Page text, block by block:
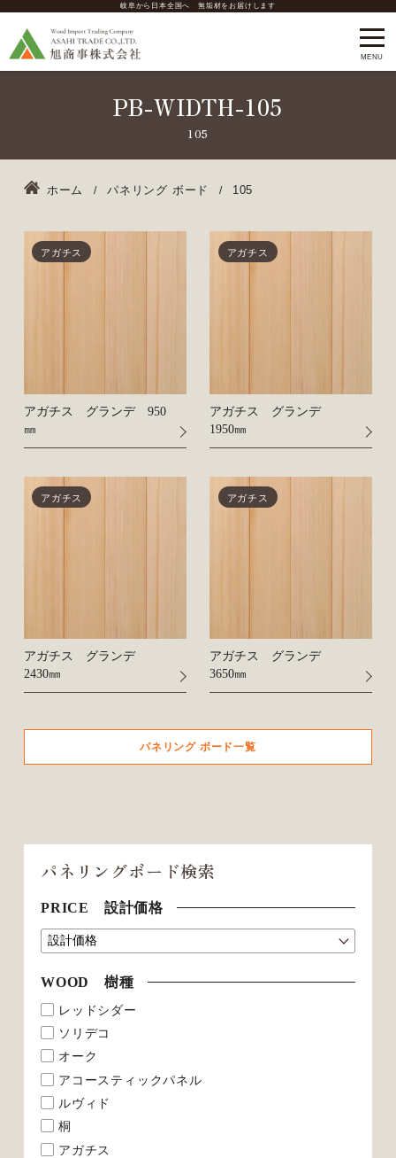
岐阜から日本全国へ 無垢材をお届けします
PB-WIDTH-105
ホーム パネリング ボード 105
アガチス
アガチス グランデ 950
㎜
アガチス
アガチス グランデ
1950㎜
アガチス
アガチス グランデ
2430㎜
アガチス
アガチス グランデ
3650㎜
パネリング ボード一覧
パネリングボード検索
PRICE 設計価格
WOOD 樹種
レッドシダー
ソリデコ
オーク
アコースティックパネル
ルヴィド
桐
アガチス